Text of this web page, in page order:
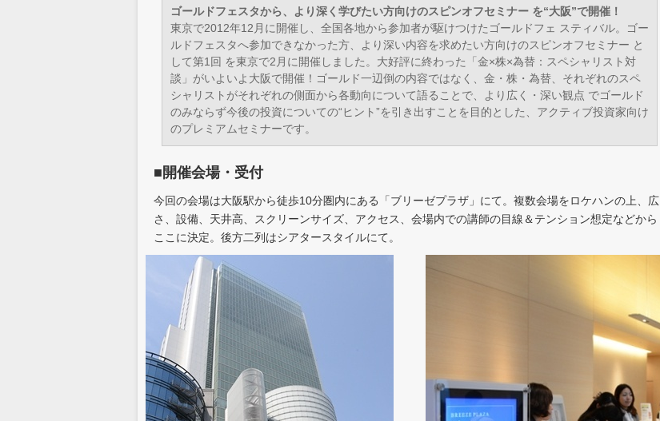
ゴールドフェスタから、より深く学びたい方向けのスピンオフセミナー を“大阪”で開催！
東京で2012年12月に開催し、全国各地から参加者が駆けつけたゴールドフェ スティバル。ゴー
ルドフェスタへ参加できなかった方、より深い内容を求めたい方向けのスピンオフセミナー と
して第1回 を東京で2月に開催しました。大好評に終わった「金×株×為替：スペシャリスト対
談」がいよいよ大阪で開催！ゴールド一辺倒の内容ではなく、金・株・為替、それぞれのスペ
シャリストがそれぞれの側面から各動向について語ることで、より広く・深い観点 でゴールド
のみならず今後の投資についての“ヒント”を引き出すことを目的とした、アクティブ投資家向け
のプレミアムセミナーです。
■開催会場・受付
今回の会場は大阪駅から徒歩10分圏内にある「ブリーゼプラザ」にて。複数会場をロケハンの上、広
さ、設備、天井高、スクリーンサイズ、アクセス、会場内での講師の目線＆テンション想定などから
ここに決定。後方二列はシアタースタイルにて。